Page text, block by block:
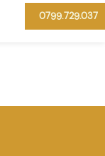
0799.729.037